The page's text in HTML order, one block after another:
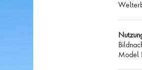
Model